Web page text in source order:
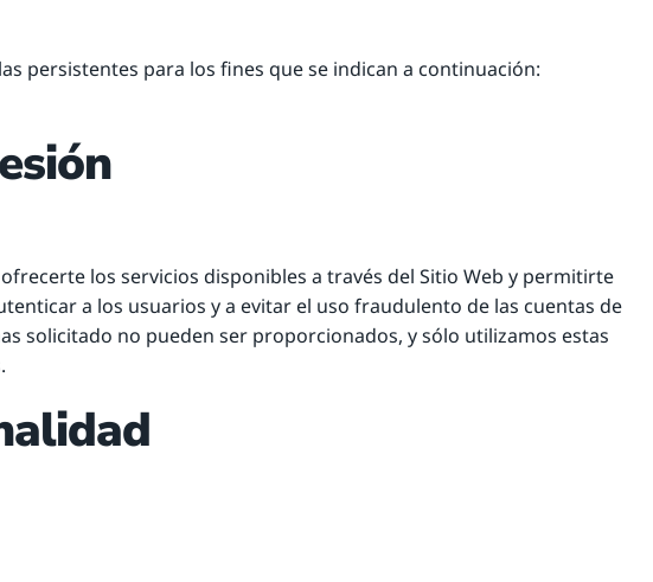
persistentes para los fines que se indican a continuación:
los servicios disponibles a través del Sitio Web y permitirte
a los usuarios y a evitar el uso fraudulento de las cuentas de
solicitado no pueden ser proporcionados, y sólo utilizamos estas